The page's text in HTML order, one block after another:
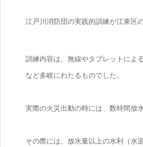
江戸川消防団の実践的訓練が江東区
訓練内容は、無線やタブレットによ
など多岐にわたるものでした。
実際の火災出動の時には、数時間放
その際には、放水量以上の水利（水